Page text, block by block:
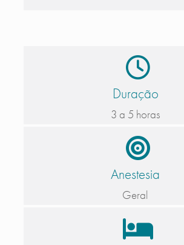
Duração
3 a 5 horas
Anestesia
Geral